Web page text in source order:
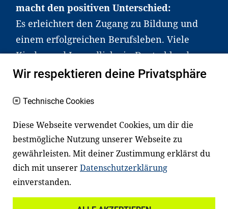
macht den positiven Unterschied:
Es erleichtert den Zugang zu Bildung und
einem erfolgreichen Berufsleben. Viele
Kinder und Jugendliche in Deutschland
haben aber große Schwierigkeiten dabei.
an Familien sowie an Erzieher*innen,
Lehrer*innen und andere
Fachexpert*innen. Dafür arbeiten wir eng
mit Ministerien, wissenschaftlichen
Einrichtungen, Verbänden, Unternehmen
und anderen Stiftungen zusammen.
Wir respektieren deine Privatsphäre
Technische Cookies
Diese Webseite verwendet Cookies, um dir die
bestmögliche Nutzung unserer Webseite zu
gewährleisten. Mit deiner Zustimmung erklärst du
dich mit unsererDatenschutzerklärung
einverstanden.